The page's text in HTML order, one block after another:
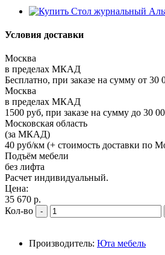
Условия доставки
Москва
в пределах МКАД
Бесплатно, при заказе на сумму от 30
Москва
в пределах МКАД
1500 руб, при заказе на сумму до 30
Московская область
(за МКАД)
40 руб/км (+ стоимость доставки по
Подъём мебели
без лифта
Расчет индивидуальный.
Цена:
35 670 р.
Кол-во
-
Производитель: Юта мебель